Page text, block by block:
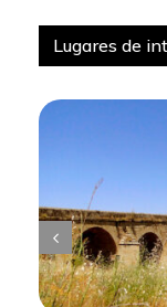
Lugares de